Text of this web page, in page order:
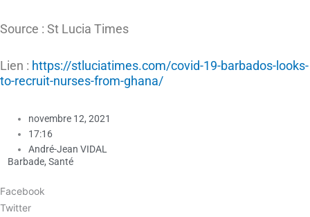
Source : St Lucia Times
Lien : https://stluciatimes.com/covid-19-barbados-looks-
to-recruit-nurses-from-ghana/
novembre 12, 2021
17:16
André-Jean VIDAL
Barbade, Santé
Facebook
Twitter